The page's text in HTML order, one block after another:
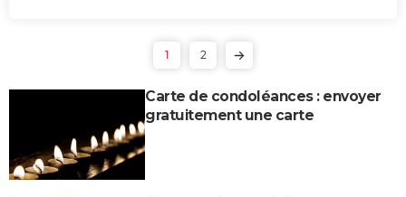
1 2
Carte de condoléances : envoyer
gratuitement une carte